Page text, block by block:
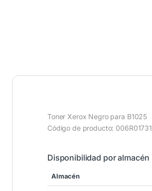
Toner Xerox Negro para B1025
Código de producto: 006R01731
Disponibilidad por almacén
Almacén